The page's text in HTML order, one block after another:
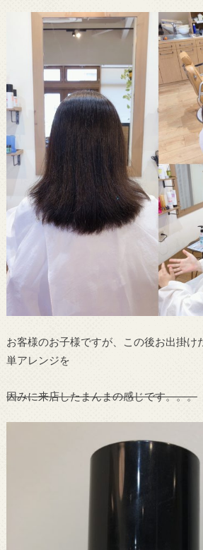
お客様のお子様ですが、この後お出掛け
単アレンジを
因みに来店したまんまの感じです。。。